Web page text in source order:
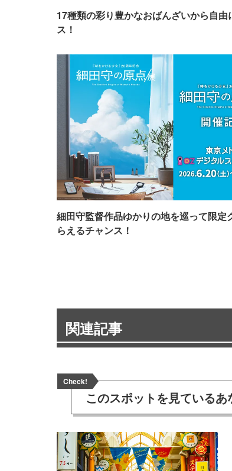
17種類の彩り豊かなおばんざいから自由
ス！
細田守監督作品ゆかりの地を巡って限定
らえるチャンス！
関連記事
Check!
このスポットを見ているあ